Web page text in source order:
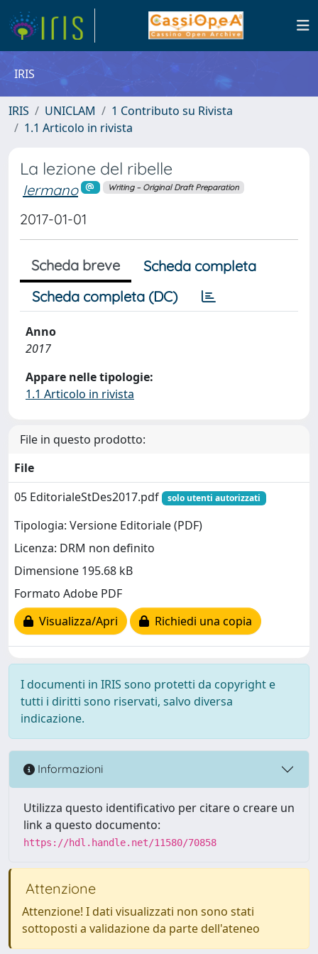
IRIS
IRIS UNICLAM
1 Contributo su Rivista
1.1 Articolo in rivista
La lezione del ribelle
Iermano Writing – Original Draft Preparation
2017-01-01
Scheda breve
Scheda completa
Scheda completa (DC)
Anno
2017
Appare nelle tipologie:
1.1 Articolo in rivista
File in questo prodotto:
File
05 EditorialeStDes2017.pdf
solo utenti autorizzati
Tipologia: Versione Editoriale (PDF)
Licenza: DRM non definito
Dimensione 195.68 kB
Formato Adobe PDF
Visualizza/Apri
Richiedi una copia
I documenti in IRIS sono protetti da copyright e
tutti i diritti sono riservati, salvo diversa
indicazione.
Informazioni
Utilizza questo identificativo per citare o creare un
link a questo documento:
https://hdl.handle.net/11580/70858
Attenzione
Attenzione! I dati visualizzati non sono stati
sottoposti a validazione da parte dell'ateneo